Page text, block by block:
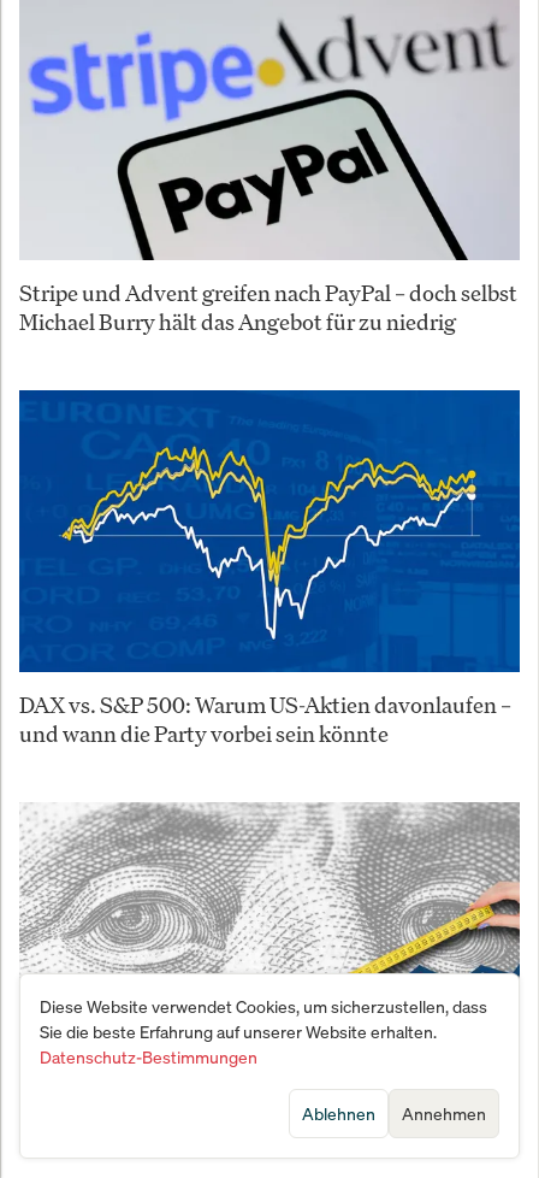
Stripe und Advent greifen nach PayPal – doch selbst
Michael Burry hält das Angebot für zu niedrig
DAX vs. S&P 500: Warum US-Aktien davonlaufen –
und wann die Party vorbei sein könnte
Wall Street trotzt Inflations-Schock: Dow Jones und
S&P 500 landen nach dramatischem Tag im Plus
Diese Website verwendet Cookies, um sicherzustellen, dass
Sie die beste Erfahrung auf unserer Website erhalten.
Datenschutz-Bestimmungen
Annehmen
Ablehnen